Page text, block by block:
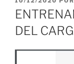
EL
DEL